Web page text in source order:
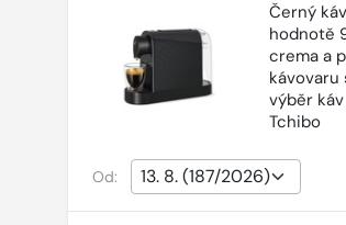
Černý
hodnotě
crema a
kávovaru
výběr
Tchibo
Od: